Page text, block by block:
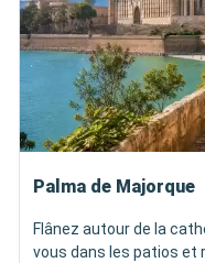
Palma de Majorque
Flânez autour de la
vous dans les patios et